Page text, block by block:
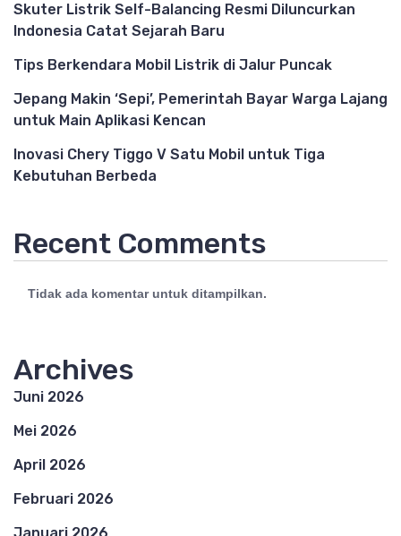
Skuter Listrik Self-Balancing Resmi Diluncurkan
Indonesia Catat Sejarah Baru
Tips Berkendara Mobil Listrik di Jalur Puncak
Jepang Makin ‘Sepi’, Pemerintah Bayar Warga Lajang
untuk Main Aplikasi Kencan
Inovasi Chery Tiggo V Satu Mobil untuk Tiga
Kebutuhan Berbeda
Recent Comments
Tidak ada komentar untuk ditampilkan.
Archives
Juni 2026
Mei 2026
April 2026
Februari 2026